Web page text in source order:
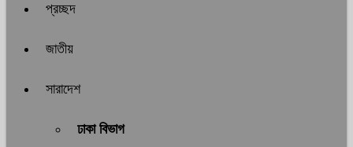
প্রচ্ছদ
জাতীয়
সারাদেশ
ঢাকা বিভাগ